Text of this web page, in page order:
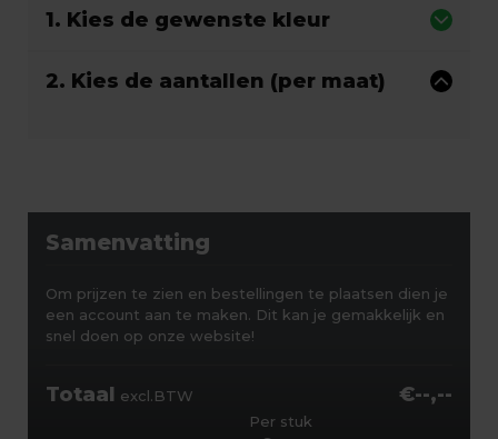
1. Kies de gewenste kleur
2. Kies de aantallen (per maat)
Samenvatting
Om prijzen te zien en bestellingen te plaatsen dien je
een account aan te maken. Dit kan je gemakkelijk en
snel doen op onze website!
Totaal excl.BTW €--,--
Per stuk